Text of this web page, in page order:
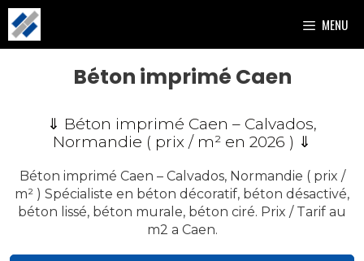
Aller
au
contenu
MENU
Béton imprimé Caen
⇓ Béton imprimé Caen – Calvados,
Normandie ( prix / m² en 2026 ) ⇓
Béton imprimé Caen – Calvados, Normandie ( prix /
m² ) Spécialiste en béton décoratif, béton désactivé,
béton lissé, béton murale, béton ciré. Prix / Tarif au
m2 a Caen.